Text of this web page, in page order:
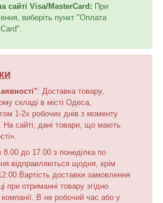
сайті Visa/MasterCard: При
виберіть пункт "Оплата
: Доставка товару,
складі в місті Одеса,
1-2х робочих днів з моменту
На сайті, дані товари, що мають
8.00 до 17.00 з понеділка по
відправляються щодня, крім
доставки замовлення
при отриманні товару згідно
компанії. В не робочий час або у